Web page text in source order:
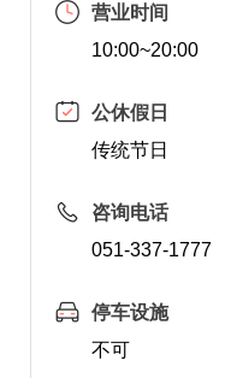
营业时间
10:00~20:00
公休假日
传统节日
咨询电话
051-337-1777
停车设施
不可